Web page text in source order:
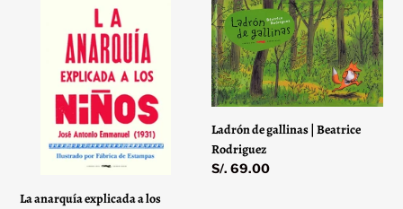
ó
n
:
explicada
La anarquía explicada a los
Ladrón
de
gallinas
|
Beatrice
Rodriguez
Ladrón de gallinas | Beatrice
Rodriguez
Precio
S/. 69.00